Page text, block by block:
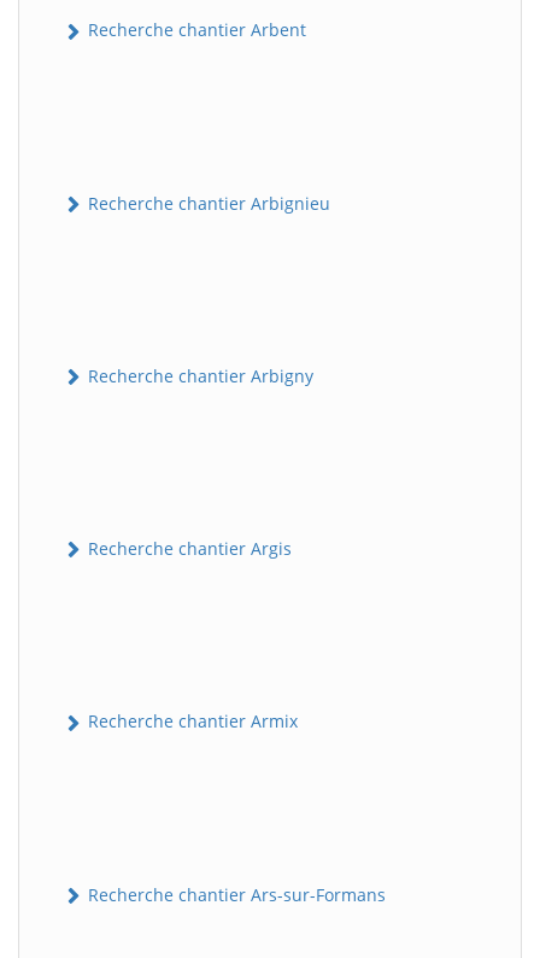
Recherche chantier Arbent
Recherche chantier Arbignieu
Recherche chantier Arbigny
Recherche chantier Argis
Recherche chantier Armix
Recherche chantier Ars-sur-Formans